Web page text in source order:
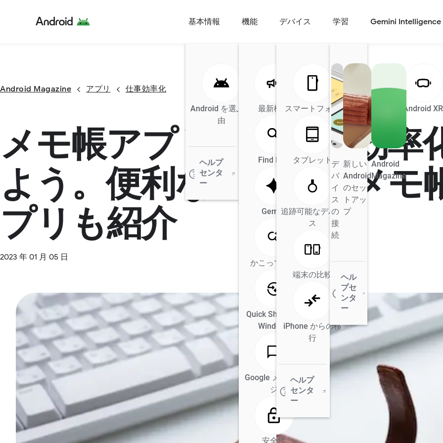
基本情報
Android を選ぶ理
由
Android の AI Android Auto Android XR
ヘルプ
センタ
ー
機能
最新機能
Find Hub
Gemini
かこって検索
Quick Share for
Windows
Google メッセー
ジ
安全性
デバイス
スマートフォン
タブレット
追跡可能なデバイ
ス
端末の比較
iPhone からの移
行
ヘルプ
センタ
ー
学習
デ
バ
イ
ス
の
接
続
新しい
Android
のセッ
トアッ
プ
Android
Magazine
ヘル
プセ
ンタ
ー
Gemini Intelligence
Android Magazine アプリ 仕事効率化
メモ帳アプリで業務を効率
よう。便利なスマホ用メモ
プリも紹介
2023 年 01 月 05 日